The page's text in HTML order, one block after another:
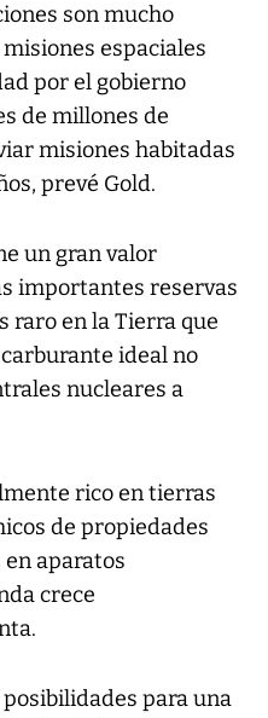
son mucho
espaciales
por el gobierno
de millones de
misiones habitadas
prevé Gold.
un gran valor
importantes reservas
raro en la Tierra que
ideal no
nucleares a
rico en tierras
de propiedades
aparatos
crece
para una